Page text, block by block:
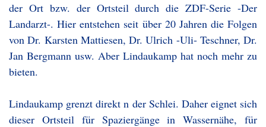
der Ort bzw. der Ortsteil durch die ZDF-Serie -Der
Landarzt-. Hier entstehen seit über 20 Jahren die Folgen
von Dr. Karsten Mattiesen, Dr. Ulrich -Uli- Teschner, Dr.
Jan Bergmann usw. Aber Lindaukamp hat noch mehr zu
bieten.
Lindaukamp grenzt direkt n der Schlei. Daher eignet sich
dieser Ortsteil für Spaziergänge in Wassernähe, für